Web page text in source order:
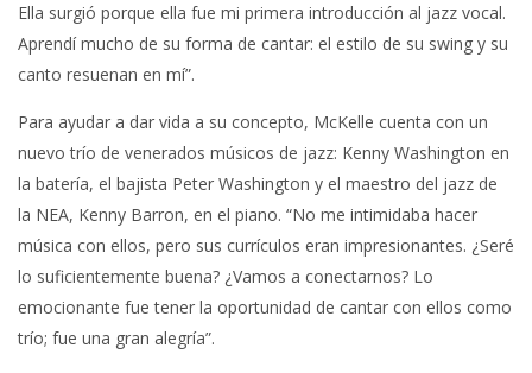
Ella surgió porque ella fue mi primera introducción al jazz vocal.
Aprendí mucho de su forma de cantar: el estilo de su swing y su
canto resuenan en mí”.
Para ayudar a dar vida a su concepto, McKelle cuenta con un
nuevo trío de venerados músicos de jazz: Kenny Washington en
la batería, el bajista Peter Washington y el maestro del jazz de
la NEA, Kenny Barron, en el piano. “No me intimidaba hacer
música con ellos, pero sus currículos eran impresionantes. ¿Seré
lo suficientemente buena? ¿Vamos a conectarnos? Lo
emocionante fue tener la oportunidad de cantar con ellos como
trío; fue una gran alegría”.